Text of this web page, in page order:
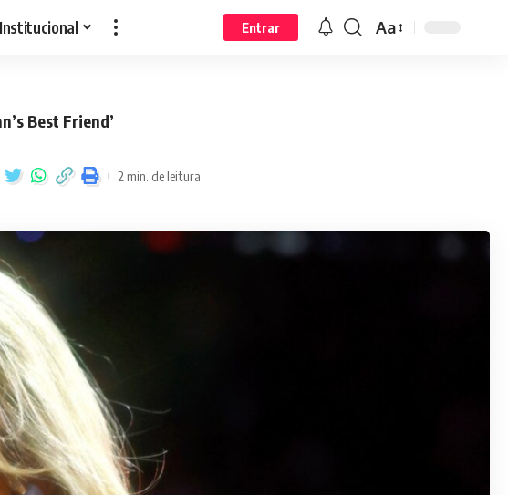
Institucional Entrar Aa
Best Friend’
2 min. de leitura